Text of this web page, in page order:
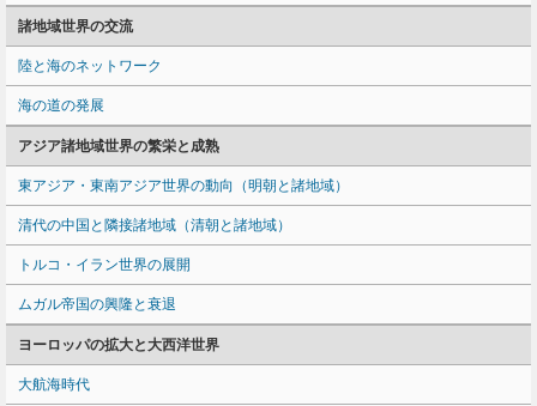
諸地域世界の交流
陸と海のネットワーク
海の道の発展
アジア諸地域世界の繁栄と成熟
東アジア・東南アジア世界の動向（明朝と諸地域）
清代の中国と隣接諸地域（清朝と諸地域）
トルコ・イラン世界の展開
ムガル帝国の興隆と衰退
ヨーロッパの拡大と大西洋世界
大航海時代